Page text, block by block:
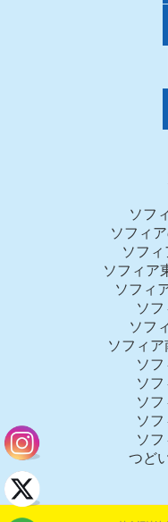
ソフ
ソフィ
ソフ
ソフィア
ソフィ
ソ
ソフ
ソフィ
ソ
ソ
ソ
ソ
ソ
つど